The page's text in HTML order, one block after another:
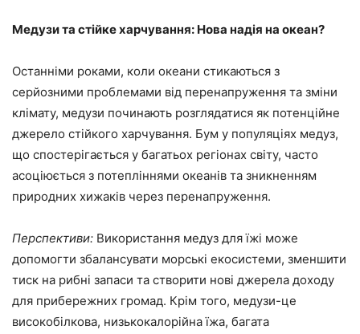
Медузи та стійке харчування: Нова надія на океан?
Останніми роками, коли океани стикаються з
серйозними проблемами від перенапруження та зміни
клімату, медузи починають розглядатися як потенційне
джерело стійкого харчування. Бум у популяціях медуз,
що спостерігається у багатьох регіонах світу, часто
асоціюється з потепліннями океанів та зникненням
природних хижаків через перенапруження.
Перспективи: Використання медуз для їжі може
допомогти збалансувати морські екосистеми, зменшити
тиск на рибні запаси та створити нові джерела доходу
для прибережних громад. Крім того, медузи-це
високобілкова, низькокалорійна їжа, багата